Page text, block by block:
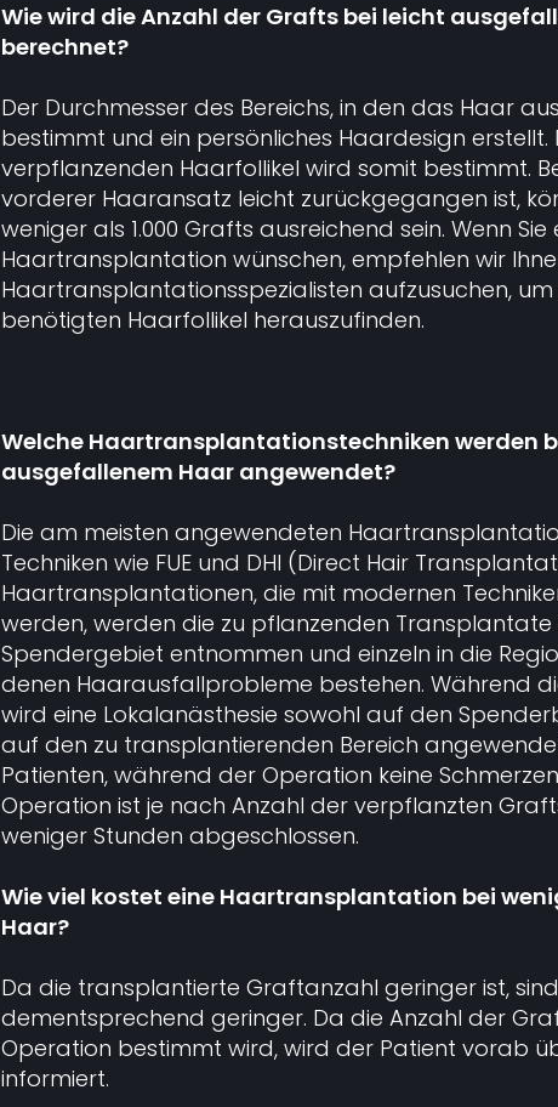
Wie wird die Anzahl der Grafts bei leicht
berechnet?
Der Durchmesser des Bereichs, in den das Haar
bestimmt und ein persönliches Haardesign erstellt.
verpflanzenden Haarfollikel wird somit bestimmt.
vorderer Haaransatz leicht zurückgegangen ist,
weniger als 1.000 Grafts ausreichend sein. Wenn Sie
Haartransplantation wünschen, empfehlen wir
Haartransplantationsspezialisten aufzusuchen,
benötigten Haarfollikel herauszufinden.
Welche Haartransplantationstechniken werden
ausgefallenem Haar angewendet?
Die am meisten angewendeten
Techniken wie FUE und DHI (Direct Hair
Haartransplantationen, die mit modernen
werden, werden die zu pflanzenden Transplantate
Spendergebiet entnommen und einzeln in die
denen Haarausfallprobleme bestehen. Während
wird eine Lokalanästhesie sowohl auf den
auf den zu transplantierenden Bereich
Patienten, während der Operation keine
Operation ist je nach Anzahl der verpflanzten
weniger Stunden abgeschlossen.
Wie viel kostet eine Haartransplantation bei
Haar?
Da die transplantierte Graftanzahl geringer ist,
dementsprechend geringer. Da die Anzahl der
Operation bestimmt wird, wird der Patient vorab
informiert.